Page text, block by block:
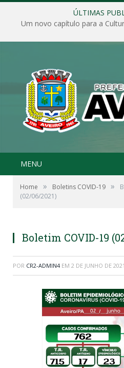
ÚLTIMAS
Um novo capítulo para a
MENU
Home » Boletins COVID-19 »
(02/06/2021)
Boletim COVID-19
POR CR2-ADMIN4 EM 2 DE JUNHO DE 2021